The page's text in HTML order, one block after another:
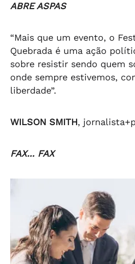
ABRE ASPAS
“Mais que um evento, o
Quebrada é uma ação
sobre resistir sendo quem
onde sempre estivemos,
liberdade”.
WILSON SMITH,
FAX... FAX